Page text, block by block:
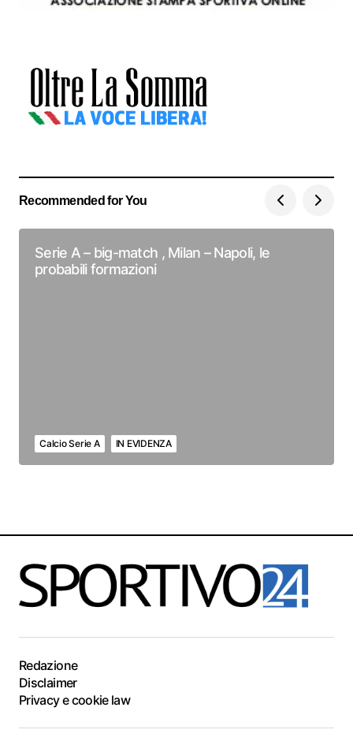
Recommended for You
Serie A – big-match , Milan – Napoli, le
probabili formazioni
Calcio Serie A IN EVIDENZA
Redazione
Disclaimer
Privacy e cookie law